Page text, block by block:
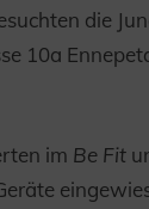
die
10a
im Be Fit